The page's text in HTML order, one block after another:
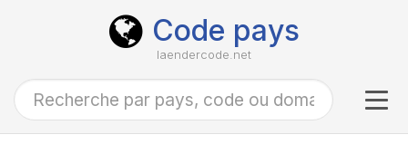
Code pays
laendercode.net